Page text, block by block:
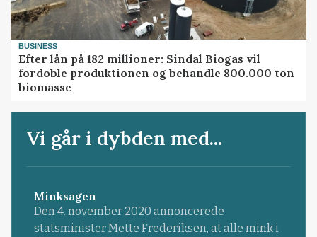
BUSINESS
Efter lån på 182 millioner: Sindal Biogas vil
fordoble produktionen og behandle 800.000 ton
biomasse
Vi går i dybden med...
Minksagen
Den 4. november 2020 annoncerede
statsminister Mette Frederiksen, at alle mink i